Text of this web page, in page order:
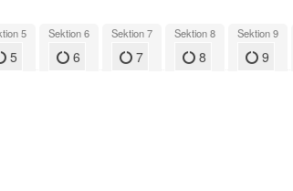
5
5
Sektion 6
6
Sektion 7
7
Sektion 8
8
Sektion 9
9